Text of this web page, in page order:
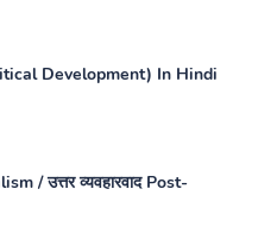
विकास (Political Development) In Hindi
उत्तर व्यवहारवाद Post-